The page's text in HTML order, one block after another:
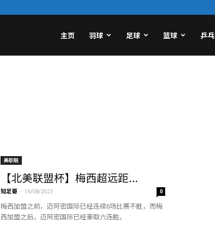
主页 羽球 足球 篮球 乒乓
美职联
【北美联盟杯】梅西超远距...
知足哥 - 16/08/2023 0
梅西加盟之前，迈阿密国际已经连续6场比赛不胜，而梅
西加盟之后，迈阿密国际已经豪取六连胜。